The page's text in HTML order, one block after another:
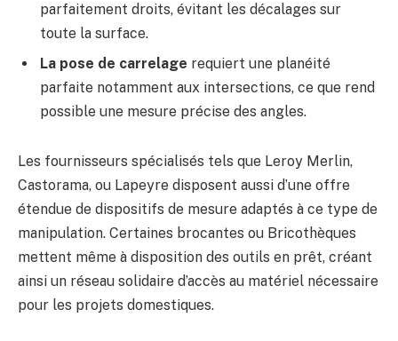
parfaitement droits, évitant les décalages sur
toute la surface.
La pose de carrelage requiert une planéité
parfaite notamment aux intersections, ce que rend
possible une mesure précise des angles.
Les fournisseurs spécialisés tels que Leroy Merlin,
Castorama, ou Lapeyre disposent aussi d’une offre
étendue de dispositifs de mesure adaptés à ce type de
manipulation. Certaines brocantes ou Bricothèques
mettent même à disposition des outils en prêt, créant
ainsi un réseau solidaire d’accès au matériel nécessaire
pour les projets domestiques.